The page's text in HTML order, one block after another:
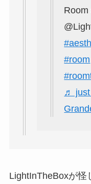
Room
#room
♬ just
LightInTheBoxが怪